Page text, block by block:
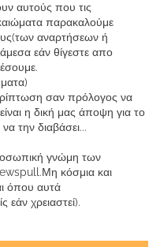
αυτούς που τις
παρακαλούμε
αναρτήσεων ή
εάν θίγεστε απο
σαν πρόλογος να
η δική μας άποψη για το
την διαβάσει...
γνώμη των
κόσμια και
όπου αυτά
εάν χρειαστεί).